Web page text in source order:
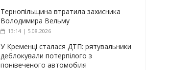
Тернопільщина втратила захисника
Володимира Вельму
13:14 | 5.08.2026
У Кременці сталася ДТП: рятувальники
деблокували потерпілого з
понівеченого автомобіля